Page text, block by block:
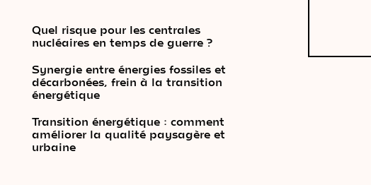
Quel risque pour les centrales
nucléaires en temps de guerre ?
Synergie entre énergies fossiles et
décarbonées, frein à la transition
énergétique
Transition énergétique : comment
améliorer la qualité paysagère et
urbaine